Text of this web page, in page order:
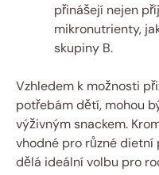
přinášejí nejen
mikronutrienty,
skupiny B.
Vzhledem k možnosti
potřebám dětí, mohou
výživným snackem.
vhodné pro různé dietní
dělá ideální volbu pro